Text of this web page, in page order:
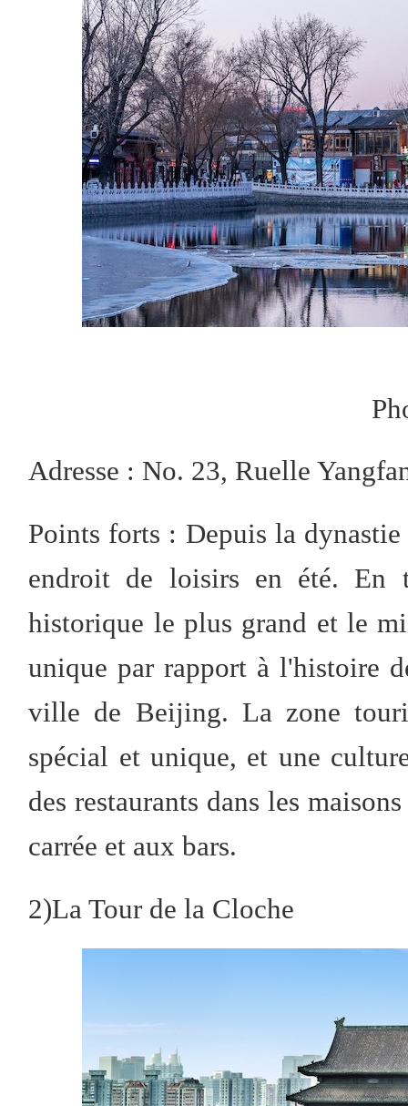
Adresse : No. 23, Ruelle
Points forts : Depuis la
endroit de loisirs en été. En
historique le plus grand et le
unique par rapport à l'histoire
ville de Beijing. La zone
spécial et unique, et une
des restaurants dans les
carrée et aux bars.
2)La Tour de la Cloche